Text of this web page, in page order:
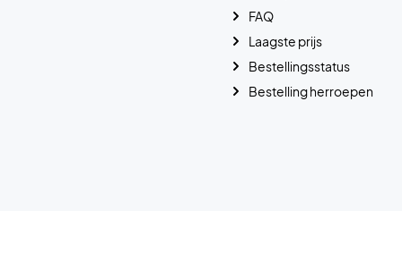
FAQ
Laagste prijs
Bestellingsstatus
Bestelling herroepen